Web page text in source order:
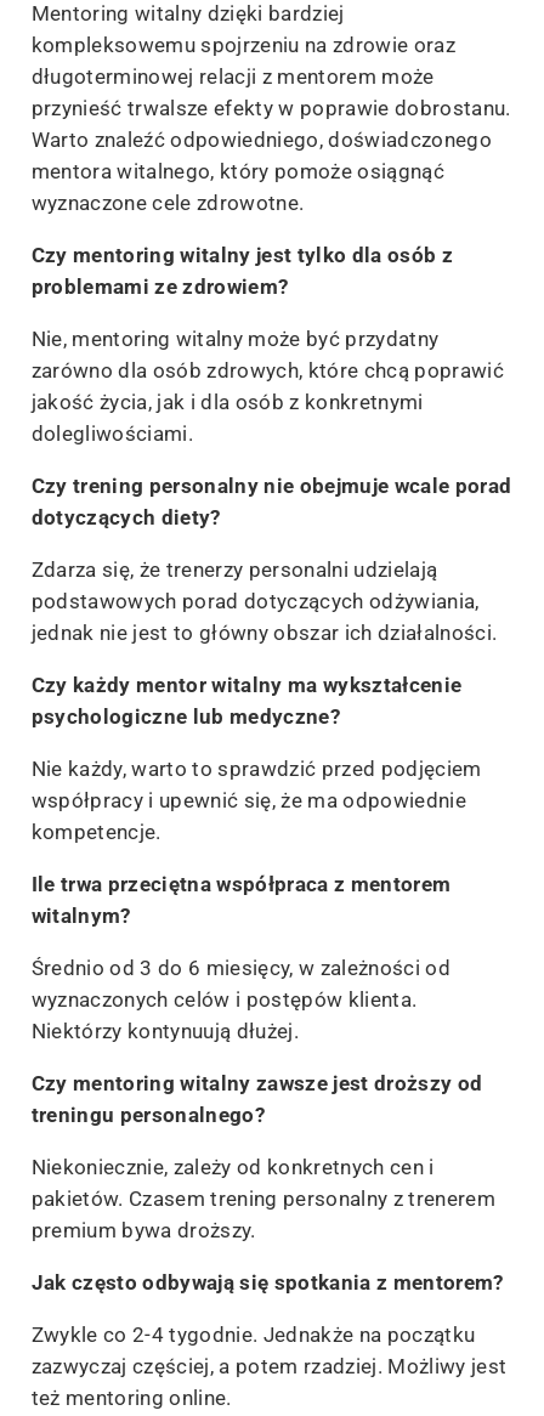
Mentoring witalny dzięki bardziej
kompleksowemu spojrzeniu na zdrowie oraz
długoterminowej relacji z mentorem może
przynieść trwalsze efekty w poprawie dobrostanu.
Warto znaleźć odpowiedniego, doświadczonego
mentora witalnego, który pomoże osiągnąć
wyznaczone cele zdrowotne.
Czy mentoring witalny jest tylko dla osób z
problemami ze zdrowiem?
Nie, mentoring witalny może być przydatny
zarówno dla osób zdrowych, które chcą poprawić
jakość życia, jak i dla osób z konkretnymi
dolegliwościami.
Czy trening personalny nie obejmuje wcale porad
dotyczących diety?
Zdarza się, że trenerzy personalni udzielają
podstawowych porad dotyczących odżywiania,
jednak nie jest to główny obszar ich działalności.
Czy każdy mentor witalny ma wykształcenie
psychologiczne lub medyczne?
Nie każdy, warto to sprawdzić przed podjęciem
współpracy i upewnić się, że ma odpowiednie
kompetencje.
Ile trwa przeciętna współpraca z mentorem
witalnym?
Średnio od 3 do 6 miesięcy, w zależności od
wyznaczonych celów i postępów klienta.
Niektórzy kontynuują dłużej.
Czy mentoring witalny zawsze jest droższy od
treningu personalnego?
Niekoniecznie, zależy od konkretnych cen i
pakietów. Czasem trening personalny z trenerem
premium bywa droższy.
Jak często odbywają się spotkania z mentorem?
Zwykle co 2-4 tygodnie. Jednakże na początku
zazwyczaj częściej, a potem rzadziej. Możliwy jest
też mentoring online.